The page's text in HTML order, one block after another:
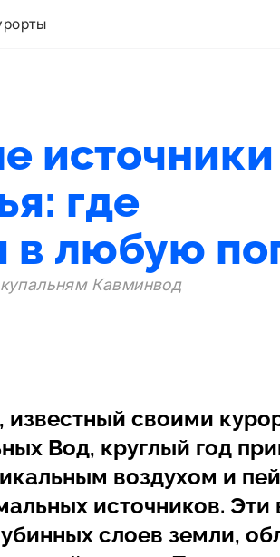
источники
где
в любую
Кавминвод
известный своими
Вод, круглый год
воздухом и
источников. Эти
слоев земли,